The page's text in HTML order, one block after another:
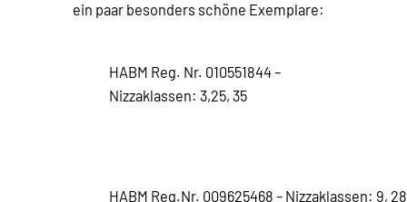
ein paar besonders schöne Exemplare:
HABM Reg. Nr. 010551844 –
Nizzaklassen: 3,25, 35
HABM Reg.Nr. 009625468 – Nizzaklassen: 9,